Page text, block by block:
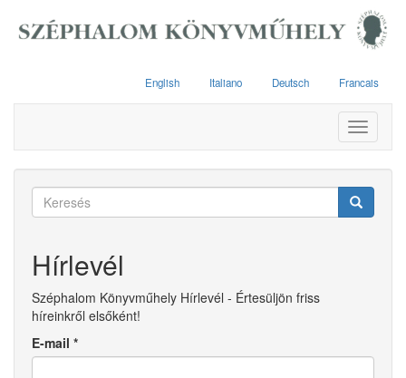
English Italiano Deutsch Francais
Toggle
Keresés
Hírlevél
Széphalom Könyvműhely Hírlevél - Értesüljön friss
híreinkről elsőként!
E-mail *